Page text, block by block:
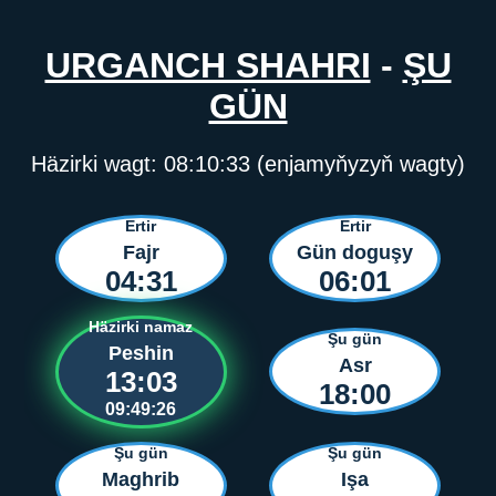
URGANCH SHAHRI - ŞU
GÜN
Häzirki wagt: 08:10:33 (enjamyňyzyň wagty)
Ertir
Fajr
04:31
Ertir
Gün doguşy
06:01
Häzirki namaz
Peshin
13:03
09:49:26
Şu gün
Asr
18:00
Şu gün
Maghrib
Şu gün
Işa